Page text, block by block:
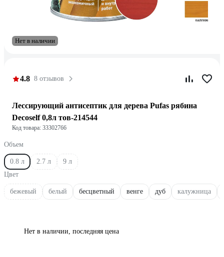
Нет в наличии
4.8 8 отзывов
Лессирующий антисептик для дерева Pufas рябина
Decoself 0,8л тов-214544
Код товара: 33302766
Объем
0.8 л 2.7 л
9 л
Цвет
бежевый белый бесцветный венге дуб калужница
Нет в наличии, последняя цена